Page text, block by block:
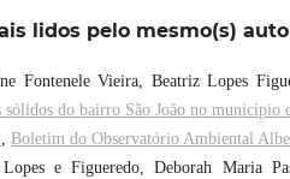
lidos pelo mesmo(s)
Fontenele Vieira, Beatriz Lopes
sólidos do bairro São João no município
, Boletim do Observatório Ambiental
e Figueredo, Deborah Maria